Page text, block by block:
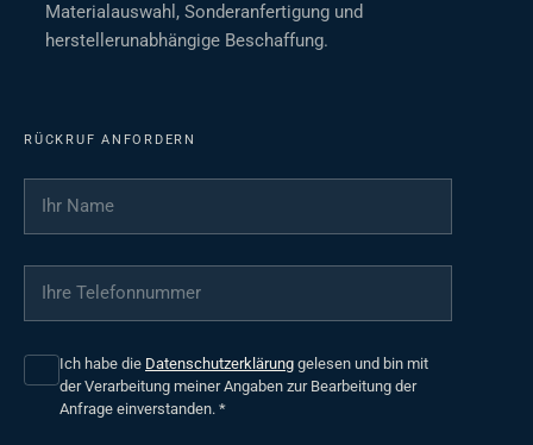
Materialauswahl, Sonderanfertigung und
herstellerunabhängige Beschaffung.
RÜCKRUF ANFORDERN
Ihr Name
Ihre Telefonnummer
Ich habe die Datenschutzerklärung gelesen und bin mit
der Verarbeitung meiner Angaben zur Bearbeitung der
Anfrage einverstanden. *